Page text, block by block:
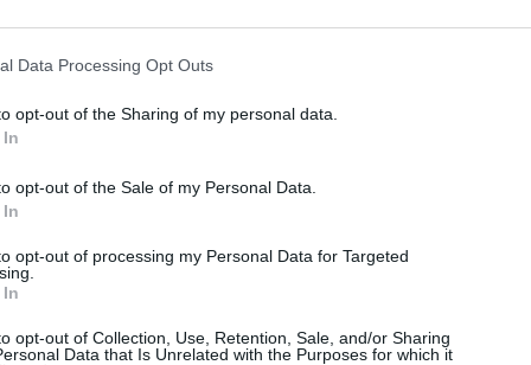
Data Processing Opt Outs
opt-out of the Sharing of my personal data.
opt-out of the Sale of my Personal Data.
opt-out of processing my Personal Data for Targeted
opt-out of Collection, Use, Retention, Sale, and/or Sharing
Data that Is Unrelated with the Purposes for which it